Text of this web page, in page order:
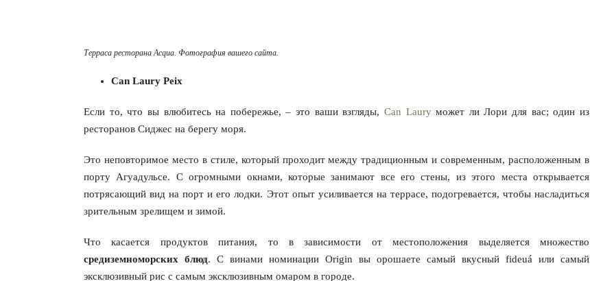
Терраса ресторана Acqua. Фотография вашего сайта.
Can Laury Peix
Если то, что вы влюбитесь на побережье, – это ваши взгляды, Can Lauryможет ли Лори для вас; один из
ресторанов Сиджес на берегу моря.
Это неповторимое место в стиле, который проходит между традиционным и современным, расположенным в
порту Агуадульсе. С огромными окнами, которые занимают все его стены, из этого места открывается
потрясающий вид на порт и его лодки. Этот опыт усиливается на террасе, подогревается, чтобы насладиться
зрительным зрелищем и зимой.
Что касается продуктов питания, то в зависимости от местоположения выделяется множество
средиземноморских блюд. С винами номинации Origin вы орошаете самый вкусный fideuá или самый
эксклюзивный рис с самым эксклюзивным омаром в городе.